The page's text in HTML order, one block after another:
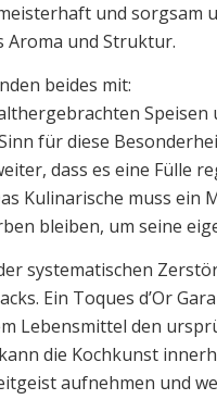
und sorgsam
Aroma und Struktur.
beides mit:
für diese
dass es eine Fülle
Kulinarische muss ein
bleiben, um seine
systematischen
Ein Toques d’Or
Lebensmittel den
die Kochkunst
aufnehmen und